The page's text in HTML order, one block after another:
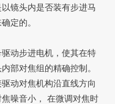
镜头内是否装有步进马
定的。
动步进电机，使其在特
部对焦组的精确控制。
动对焦机构沿直线方向
噪音小， 在微调对焦时